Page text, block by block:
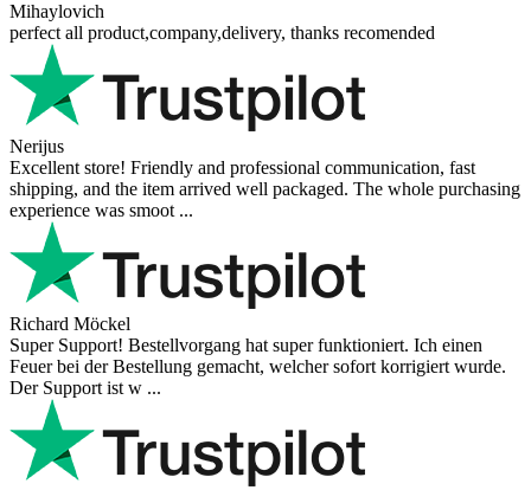
Mihaylovich
perfect all product,company,delivery, thanks recomended
Nerijus
Excellent store! Friendly and professional communication, fast
shipping, and the item arrived well packaged. The whole purchasing
experience was smoot ...
Richard Möckel
Super Support! Bestellvorgang hat super funktioniert. Ich einen
Feuer bei der Bestellung gemacht, welcher sofort korrigiert wurde.
Der Support ist w ...